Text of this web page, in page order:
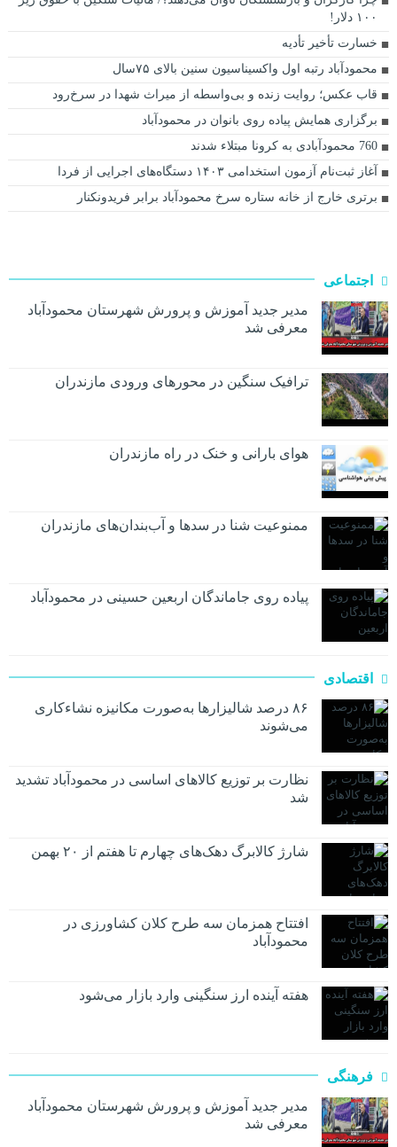
۱۰۰ دلار!
خسارت تأخیر تأدیه
محمودآباد رتبه اول واکسیناسیون سنین بالای ۷۵سال
قاب عکس؛ روایت زنده و بی‌واسطه از میراث شهدا در سرخ‌رود
برگزاری همایش پیاده روی بانوان در محمودآباد
760 محمودآبادی به کرونا مبتلاء شدند
آغاز ثبت‌نام آزمون استخدامی ۱۴۰۳ دستگاه‌های اجرایی از فردا
برتری خارج از خانه ستاره سرخ محمودآباد برابر فریدونکنار
اجتماعی
مدیر جدید آموزش و پرورش شهرستان محمودآباد
معرفی شد
ترافیک سنگین در محور‌های ورودی مازندران
هوای بارانی و خنک در راه مازندران
ممنوعیت شنا در سدها و آب‌بندان‌‌های مازندران
پیاده روی جاماندگان اربعین حسینی در محمودآباد
اقتصادی
۸۶ درصد شالیزارها به‌صورت مکانیزه نشاءکاری
می‌شوند
نظارت بر توزیع کالا‌های اساسی در محمودآباد تشدید
شد
شارژ کالابرگ دهک‌های چهارم تا هفتم از ۲۰ بهمن
افتتاح همزمان سه طرح کلان کشاورزی در
محمودآباد
هفته آینده ارز سنگینی وارد بازار می‌شود
فرهنگی
مدیر جدید آموزش و پرورش شهرستان محمودآباد
معرفی شد